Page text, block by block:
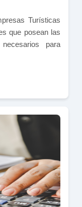
Turísticas
que posean las
para